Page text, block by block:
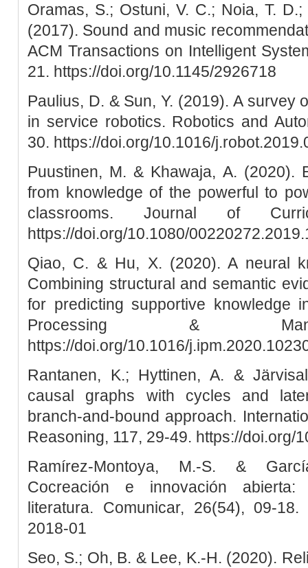
Oramas, S.; Ostuni, V. C.; Noia, T.
(2017). Sound and music
ACM Transactions on Intelligent
21. https://doi.org/10.1145/2926718
Paulius, D. & Sun, Y. (2019). A survey
in service robotics. Robotics and
30. https://doi.org/10.1016/
Puustinen, M. & Khawaja, A. (2020).
from knowledge of the powerful to
classrooms. Journal of
https://doi.org/10.1080/
Qiao, C. & Hu, X. (2020). A neural
Combining structural and semantic
for predicting supportive knowledge
Processing &
https://doi.org/10.1016/
Rantanen, K.; Hyttinen, A. &
causal graphs with cycles and
branch-and-bound approach.
Reasoning, 117, 29-49. https://doi.org/
Ramírez-Montoya, M.-S. &
Cocreación e innovación
literatura. Comunicar, 26(54), 09-18.
2018-01
Seo, S.; Oh, B. & Lee, K.-H. (2020).